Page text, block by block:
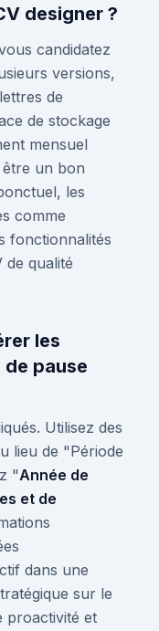
designer ?
candidatez
versions,
de
de stockage
mensuel
un bon
les
comme
fonctionnalités
qualité
les
pause
Utilisez des
lieu de "Période
"Année de
et de
dans une
sur le
proactivité et